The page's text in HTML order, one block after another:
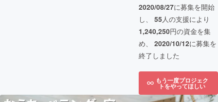
2020/08/27に募集を開始
し、 55人の支援により
1,240,250円の資金を集
め、 2020/10/12に募集を
終了しました
もう一度プロジェク
トをやってほしい